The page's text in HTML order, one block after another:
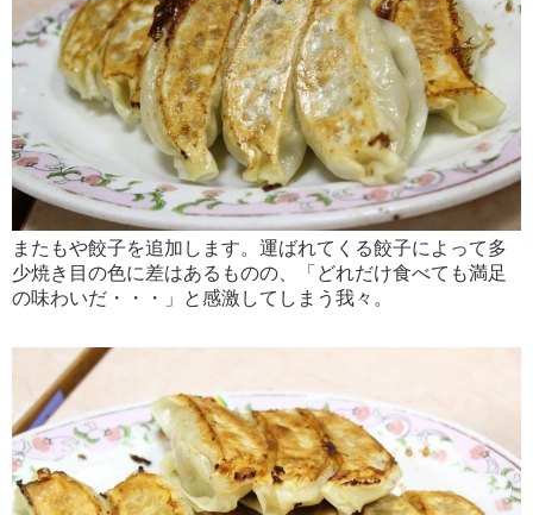
またもや餃子を追加します。運ばれてくる餃子によって多
少焼き目の色に差はあるものの、「どれだけ食べても満足
の味わいだ・・・」と感激してしまう我々。